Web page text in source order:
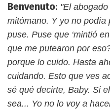
Benvenuto: "El
mitómano. Y yo no podía
puse. Puse que ‘mintió
que me putearon por
porque lo cuido. Hasta
cuidando. Esto que ves
sé qué decirte, Baby. Si
sea... Yo no lo voy a